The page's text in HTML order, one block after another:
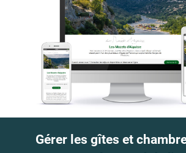
Gérer les gîtes et